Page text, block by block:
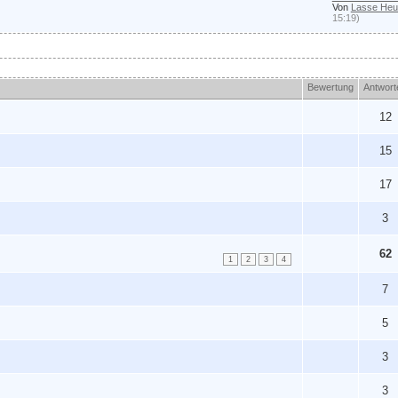
Von Lasse
15:19)
Bewertung
12
15
17
3
1 2 3 4 62
7
5
3
3